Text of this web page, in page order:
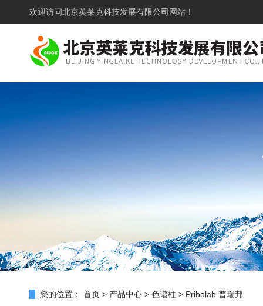
欢迎访问北京英莱克科技发展有限公司网站！
您的位置： 首页 > 产品中心 > 色谱柱 > Pribolab 普瑞邦